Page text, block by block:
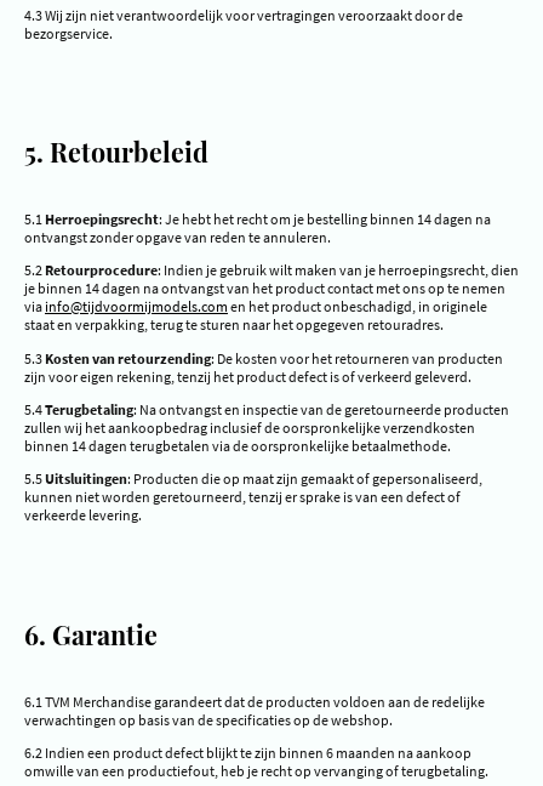
4.3 Wij zijn niet verantwoordelijk voor vertragingen veroorzaakt door de
bezorgservice.
5. Retourbeleid
5.1 Herroepingsrecht: Je hebt het recht om je bestelling binnen 14 dagen na
ontvangst zonder opgave van reden te annuleren.
5.2 Retourprocedure: Indien je gebruik wilt maken van je herroepingsrecht, dien
je binnen 14 dagen na ontvangst van het product contact met ons op te nemen
via info@tijdvoormijmodels.com en het product onbeschadigd, in originele
staat en verpakking, terug te sturen naar het opgegeven retouradres.
5.3 Kosten van retourzending: De kosten voor het retourneren van producten
zijn voor eigen rekening, tenzij het product defect is of verkeerd geleverd.
5.4Terugbetaling: Na ontvangst en inspectie van de geretourneerde producten
zullen wij het aankoopbedrag inclusief de oorspronkelijke verzendkosten
binnen 14 dagen terugbetalen via de oorspronkelijke betaalmethode.
5.5Uitsluitingen: Producten die op maat zijn gemaakt of gepersonaliseerd,
kunnen niet worden geretourneerd, tenzij er sprake is van een defect of
verkeerde levering.
6. Garantie
6.1 TVM Merchandise garandeert dat de producten voldoen aan de redelijke
verwachtingen op basis van de specificaties op de webshop.
6.2 Indien een product defect blijkt te zijn binnen 6 maanden na aankoop
omwille van een productiefout, heb je recht op vervanging of terugbetaling.